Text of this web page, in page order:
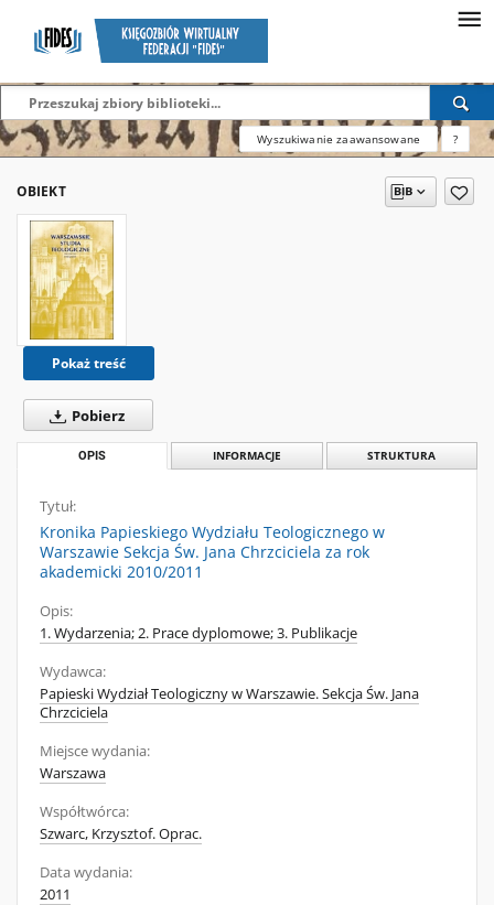
Wyszukiwanie zaawansowane ?
OBIEKT
Pokaż treść
Pobierz
OPIS INFORMACJE STRUKTURA
Tytuł:
Kronika Papieskiego Wydziału Teologicznego w
Warszawie Sekcja Św. Jana Chrzciciela za rok
akademicki 2010/2011
Opis:
1. Wydarzenia; 2. Prace dyplomowe; 3. Publikacje
Wydawca:
Papieski Wydział Teologiczny w Warszawie. Sekcja Św. Jana
Chrzciciela
Miejsce wydania:
Warszawa
Współtwórca:
Szwarc, Krzysztof. Oprac.
Data wydania:
2011